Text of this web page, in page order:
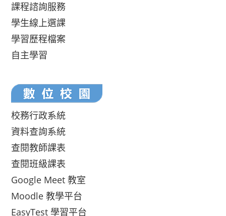
課程諮詢服務
學生線上選課
學習歷程檔案
自主學習
校務行政系統
資料查詢系統
查閱教師課表
查閱班級課表
Google Meet 教室
Moodle 教學平台
EasyTest 學習平台